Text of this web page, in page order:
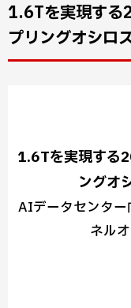
1.6Tを実現す
プリングオシロ
1.6Tを実現する
ングオ
AIデータセンター
ネル